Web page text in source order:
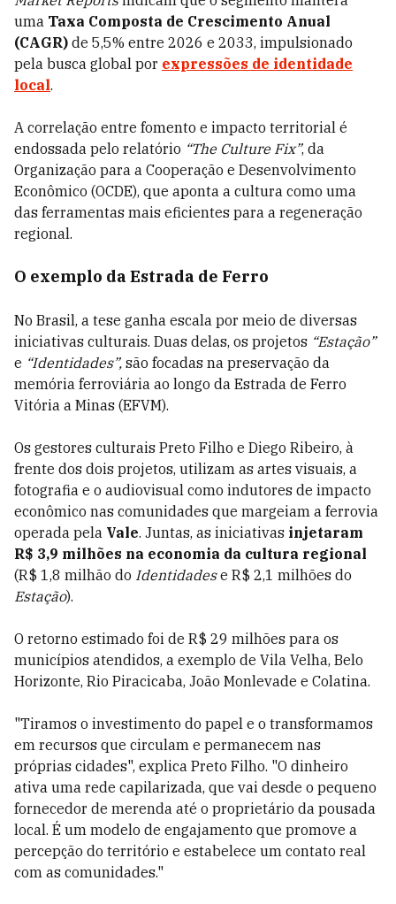
uma Taxa Composta de Crescimento Anual
(CAGR) de 5,5% entre 2026 e 2033, impulsionado
pela busca global por expressões de identidade
local.
A correlação entre fomento e impacto territorial é
endossada pelo relatório “The Culture Fix”, da
Organização para a Cooperação e Desenvolvimento
Econômico (OCDE), que aponta a cultura como uma
das ferramentas mais eficientes para a regeneração
regional.
O exemplo da Estrada de Ferro
No Brasil, a tese ganha escala por meio de diversas
iniciativas culturais. Duas delas, os projetos “Estação”
e “Identidades”, são focadas na preservação da
memória ferroviária ao longo da Estrada de Ferro
Vitória a Minas (EFVM).
Os gestores culturais Preto Filho e Diego Ribeiro, à
frente dos dois projetos, utilizam as artes visuais, a
fotografia e o audiovisual como indutores de impacto
econômico nas comunidades que margeiam a ferrovia
operada pela Vale. Juntas, as iniciativas injetaram
R$ 3,9 milhões na economia da cultura regional
(R$ 1,8 milhão do Identidadese R$ 2,1 milhões do
Estação).
O retorno estimado foi de R$ 29 milhões para os
municípios atendidos, a exemplo de Vila Velha, Belo
Horizonte, Rio Piracicaba, João Monlevade e Colatina.
"Tiramos o investimento do papel e o transformamos
em recursos que circulam e permanecem nas
próprias cidades", explica Preto Filho. "O dinheiro
ativa uma rede capilarizada, que vai desde o pequeno
fornecedor de merenda até o proprietário da pousada
local. É um modelo de engajamento que promove a
percepção do território e estabelece um contato real
com as comunidades."